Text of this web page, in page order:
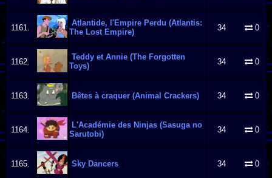
1161.
Atlantide, l'Empire Perdu (Atlantis:
The Lost Empire)
34 0
1162.
Teddy et Annie (The Forgotten
Toys)
34 0
1163. Bêtes à craquer (Animal Crackers) 34 0
1164.
L'Académie des Ninjas (Sasuga no
Sarutobi)
34 0
1165. Sky Dancers 34 0